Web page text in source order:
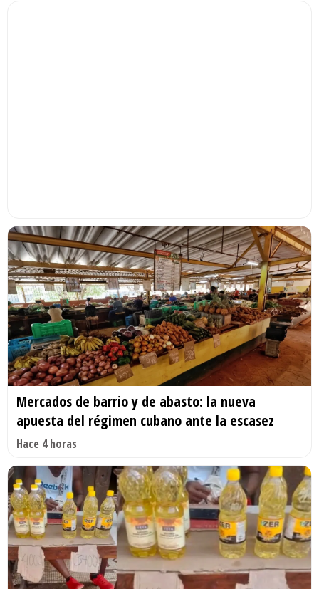
Mercados de barrio y de abasto: la nueva
apuesta del régimen cubano ante la escasez
Hace 4 horas